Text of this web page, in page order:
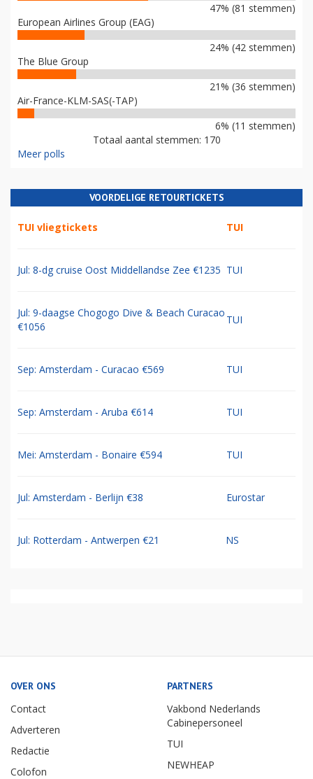
47% (81 stemmen)
European Airlines Group (EAG)
24% (42 stemmen)
The Blue Group
21% (36 stemmen)
Air-France-KLM-SAS(-TAP)
6% (11 stemmen)
Totaal aantal stemmen: 170
Meer polls
VOORDELIGE RETOURTICKETS
TUI vliegtickets TUI
Jul: 8-dg cruise Oost Middellandse Zee €1235 TUI
Jul: 9-daagse Chogogo Dive & Beach Curacao
€1056
TUI
Sep: Amsterdam - Curacao €569 TUI
Sep: Amsterdam - Aruba €614 TUI
Mei: Amsterdam - Bonaire €594 TUI
Jul: Amsterdam - Berlijn €38 Eurostar
Jul: Rotterdam - Antwerpen €21 NS
OVER ONS
Contact
Adverteren
Redactie
Colofon
PARTNERS
Vakbond Nederlands
Cabinepersoneel
TUI
NEWHEAP